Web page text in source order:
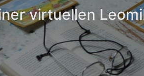
virtuellen